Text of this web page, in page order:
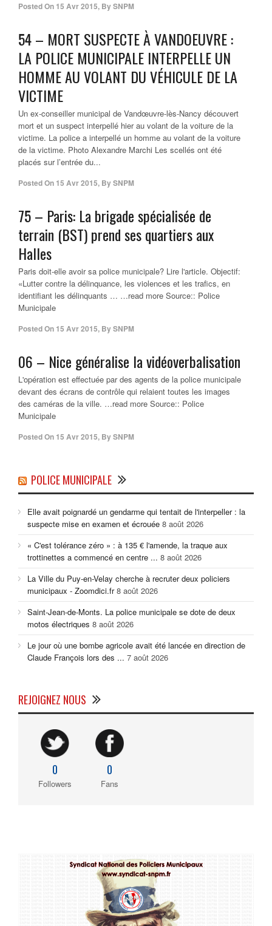
Posted On 15 Avr 2015, BySNPM
54 – MORT SUSPECTE À VANDOEUVRE :
LA POLICE MUNICIPALE INTERPELLE UN
HOMME AU VOLANT DU VÉHICULE DE LA
VICTIME
Un ex-conseiller municipal de Vandœuvre-lès-Nancy découvert
mort et un suspect interpellé hier au volant de la voiture de la
victime. La police a interpellé un homme au volant de la voiture
de la victime. Photo Alexandre Marchi Les scellés ont été
placés sur l’entrée du...
Posted On 15 Avr 2015, BySNPM
75 – Paris: La brigade spécialisée de
terrain (BST) prend ses quartiers aux
Halles
Paris doit-elle avoir sa police municipale? Lire l'article. Objectif:
«Lutter contre la délinquance, les violences et les trafics, en
identifiant les délinquants … …read more Source:: Police
Municipale
Posted On 15 Avr 2015, BySNPM
06 – Nice généralise la vidéoverbalisation
L'opération est effectuée par des agents de la police municipale
devant des écrans de contrôle qui relaient toutes les images
des caméras de la ville. …read more Source:: Police
Municipale
Posted On 15 Avr 2015, BySNPM
POLICE MUNICIPALE
Elle avait poignardé un gendarme qui tentait de l'interpeller : la
suspecte mise en examen et écrouée 8 août 2026
« C'est tolérance zéro » : à 135 € l'amende, la traque aux
trottinettes a commencé en centre ... 8 août 2026
La Ville du Puy-en-Velay cherche à recruter deux policiers
municipaux - Zoomdici.fr 8 août 2026
Saint-Jean-de-Monts. La police municipale se dote de deux
motos électriques 8 août 2026
Le jour où une bombe agricole avait été lancée en direction de
Claude François lors des ... 7 août 2026
REJOIGNEZ NOUS
0
Followers
0
Fans